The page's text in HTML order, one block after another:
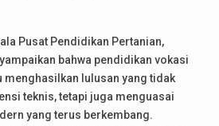
Pusat Pendidikan Pertanian,
bahwa pendidikan vokasi
menghasilkan lulusan yang tidak
teknis, tetapi juga menguasai
yang terus berkembang.